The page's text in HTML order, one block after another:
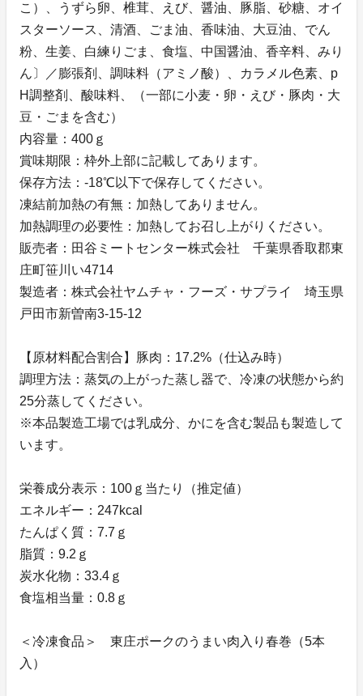
こ）、うずら卵、椎茸、えび、醤油、豚脂、砂糖、オイ
スターソース、清酒、ごま油、香味油、大豆油、でん
粉、生姜、白練りごま、食塩、中国醤油、香辛料、みり
ん〕／膨張剤、調味料（アミノ酸）、カラメル色素、p
H調整剤、酸味料、（一部に小麦・卵・えび・豚肉・大
豆・ごまを含む）
内容量：400ｇ
賞味期限：枠外上部に記載してあります。
保存方法：-18℃以下で保存してください。
凍結前加熱の有無：加熱してありません。
加熱調理の必要性：加熱してお召し上がりください。
販売者：田谷ミートセンター株式会社 千葉県香取郡東
庄町笹川い4714
製造者：株式会社ヤムチャ・フーズ・サプライ 埼玉県
戸田市新曽南3-15-12
【原材料配合割合】豚肉：17.2%（仕込み時）
調理方法：蒸気の上がった蒸し器で、冷凍の状態から約
25分蒸してください。
※本品製造工場では乳成分、かにを含む製品も製造して
います。
栄養成分表示：100ｇ当たり（推定値）
エネルギー：247kcal
たんぱく質：7.7ｇ
脂質：9.2ｇ
炭水化物：33.4ｇ
食塩相当量：0.8ｇ
＜冷凍食品＞ 東庄ポークのうまい肉入り春巻（5本
入）